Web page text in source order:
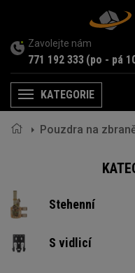
Zavolejte nám
771 192 333 (po - pá
MenuKATEGORIE
Pouzdra na
Stehenní
S vidlicí